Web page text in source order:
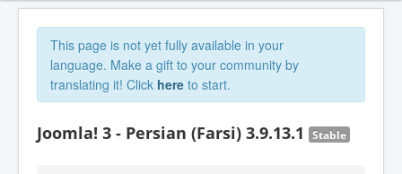
This page is not yet fully available in your
language. Make a gift to your community by
translating it! Click here to start.
Joomla! 3 - Persian (Farsi) 3.9.13.1 Stable